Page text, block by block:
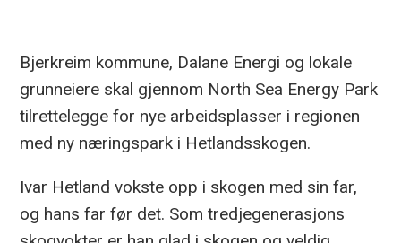
Bjerkreim kommune, Dalane Energi og lokale
grunneiere skal gjennom North Sea Energy Park
tilrettelegge for nye arbeidsplasser i regionen
med ny næringspark i Hetlandsskogen.
Ivar Hetland vokste opp i skogen med sin far,
og hans far før det. Som tredjegenerasjons